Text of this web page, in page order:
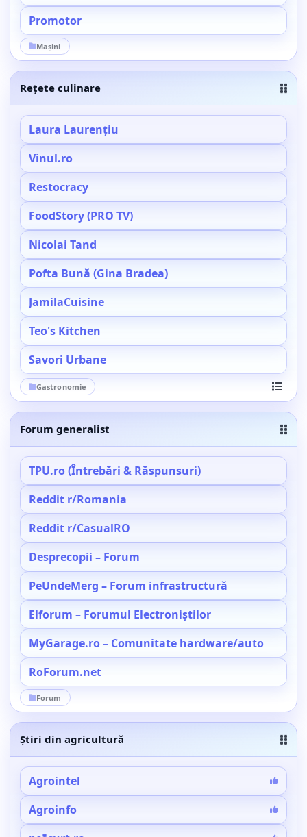
Promotor
Mașini
Rețete culinare
Laura Laurențiu
Vinul.ro
Restocracy
FoodStory (PRO TV)
Nicolai Tand
Pofta Bună (Gina Bradea)
JamilaCuisine
Teo's Kitchen
Savori Urbane
Gastronomie Vezi
Forum generalist
TPU.ro (Întrebări & Răspunsuri)
Reddit r/Romania
Reddit r/CasualRO
Desprecopii – Forum
PeUndeMerg – Forum infrastructură
Elforum – Forumul Electroniștilor
MyGarage.ro – Comunitate hardware/auto
RoForum.net
Forum
Știri din agricultură
Agrointel
Agroinfo